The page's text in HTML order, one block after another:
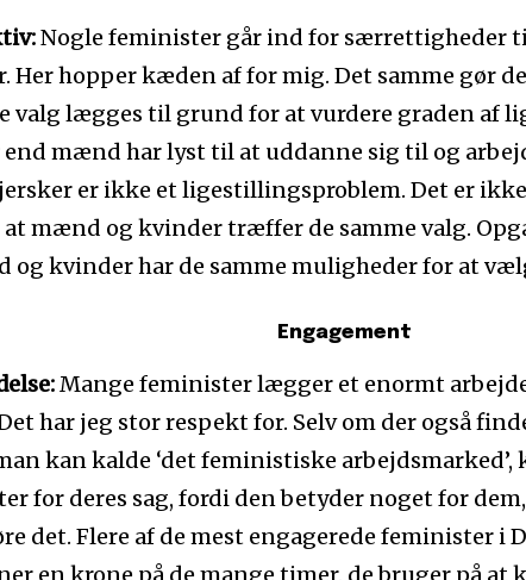
Nogle feminister går ind for særrettigheder
Her hopper kæden af for mig. Det samme gør
valg lægges til grund for at vurdere graden af
mænd har lyst til at uddanne sig til og
er ikke et ligestillingsproblem. Det er
at mænd og kvinder træffer de samme valg.
og kvinder har de samme muligheder for at
Engagement
Mange feminister lægger et enormt
har jeg stor respekt for. Selv om der også
kan kalde ‘det feministiske
for deres sag, fordi den betyder noget for
det. Flere af de mest engagerede feminister i